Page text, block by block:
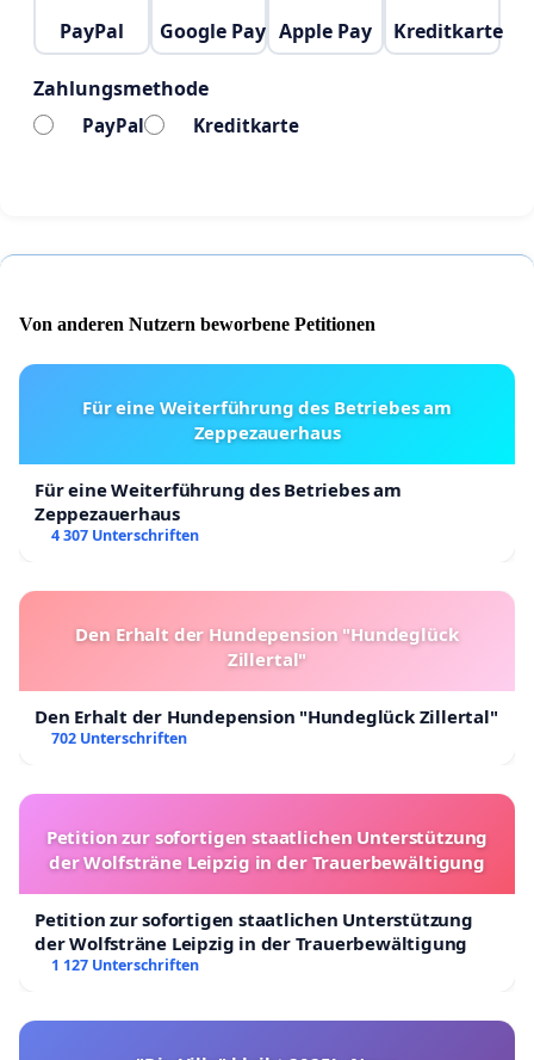
PayPal Google Pay Apple Pay Kreditkarte
Zahlungsmethode
PayPal Kreditkarte
Von anderen Nutzern beworbene Petitionen
Für eine Weiterführung des Betriebes am
Zeppezauerhaus
Für eine Weiterführung des Betriebes am
Zeppezauerhaus
4 307 Unterschriften
Den Erhalt der Hundepension "Hundeglück
Zillertal"
Den Erhalt der Hundepension "Hundeglück Zillertal"
702 Unterschriften
Petition zur sofortigen staatlichen Unterstützung
der Wolfsträne Leipzig in der Trauerbewältigung
Petition zur sofortigen staatlichen Unterstützung
der Wolfsträne Leipzig in der Trauerbewältigung
1 127 Unterschriften